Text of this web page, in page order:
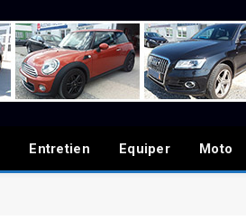
Entretien Equiper Moto